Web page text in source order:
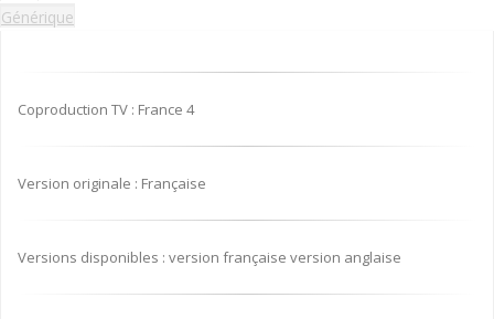
Générique
Coproduction TV : France 4
Version originale : Française
Versions disponibles : version française version anglaise